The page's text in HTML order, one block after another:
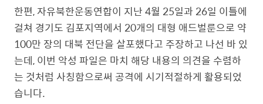
한편, 자유북한운동연합이 지난 4월 25일과 26일 이틀에
걸쳐 경기도 김포지역에서 20개의 대형 애드벌룬으로 약
100만 장의 대북 전단을 살포했다고 주장하고 나선 바 있
는데, 이번 악성 파일은 마치 해당 내용의 의견을 수렴하
는 것처럼 사칭함으로써 공격에 시기적절하게 활용되었
습니다.